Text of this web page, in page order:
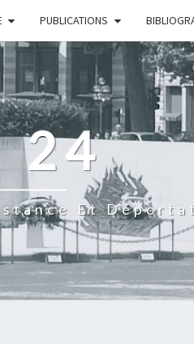
PUBLICATIONS
24
Et